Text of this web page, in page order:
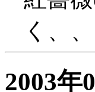
く、
2003年